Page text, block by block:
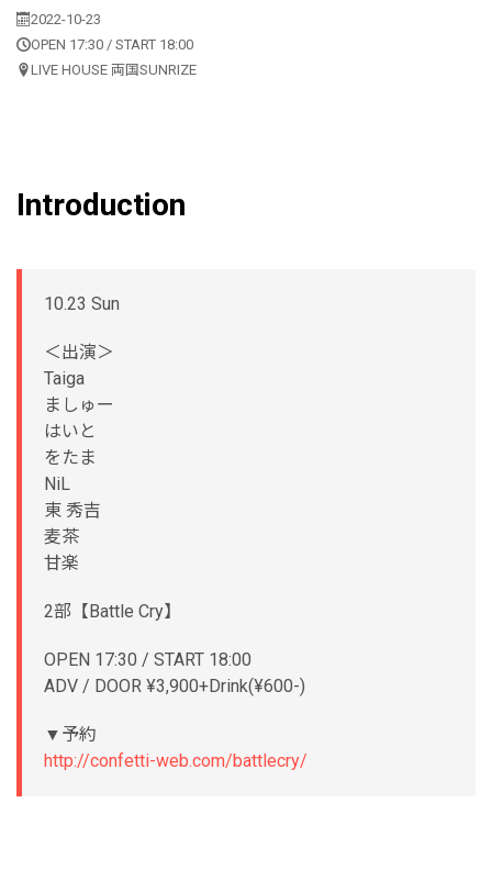
2022-10-23
OPEN 17:30 / START 18:00
LIVE HOUSE 両国SUNRIZE
Introduction
10.23 Sun
＜出演＞
Taiga
ましゅー
はいと
をたま
NiL
東 秀吉
麦茶
甘楽
2部【Battle Cry】
OPEN 17:30 / START 18:00
ADV / DOOR ¥3,900+Drink(¥600-)
▼予約
http://confetti-web.com/battlecry/